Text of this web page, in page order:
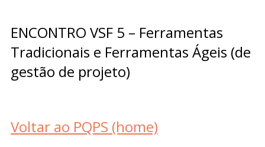
ENCONTRO VSF 5 – Ferramentas
Tradicionais e Ferramentas Ágeis (de
gestão de projeto)
Voltar ao PQPS (home)